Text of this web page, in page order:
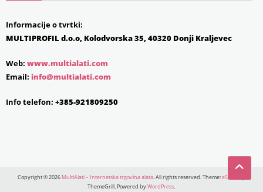
Informacije o tvrtki:
MULTIPROFIL d.o.o, Kolodvorska 35, 40320 Donji Kraljevec
Web: www.multialati.com
Email: info@multialati.com
Info telefon: +385-921809250
Copyright © 2026 MultiAlati – Internetska trgovina alata. All rights reserved. Theme:eStore
ThemeGrill. Powered byWordPress.